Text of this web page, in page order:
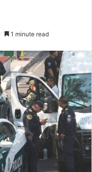
1 minute read